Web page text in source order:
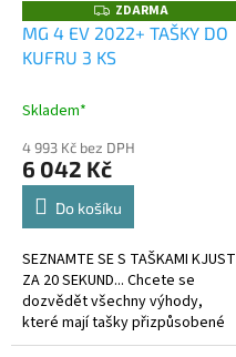
Z
D
A
R
ZDARMA
MG 4 EV 2022+ TAŠKY DO
KUFRU 3 KS
Skladem*
4 993 Kč bez DPH
6 042 Kč
Do košíku
SEZNAMTE SE S TAŠKAMI KJUST
ZA 20 SEKUND... Chcete se
dozvědět všechny výhody,
které mají tašky přizpůsobené
kufru?